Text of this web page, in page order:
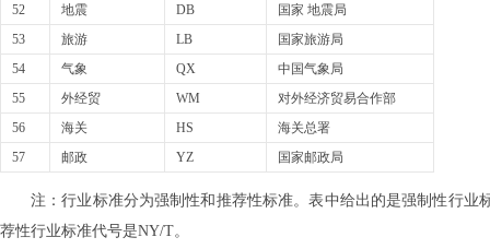
52
地震 DB
国家 地震局
53
旅游 LB
国家旅游局
54
气象 QX
中国气象局
55
外经贸 WM
对外经济贸易合作部
56
海关 HS
海关总署
57
邮政 YZ 国家邮政局
注：行业标准分为强制性和推荐性标准。表中给出的是强制性行
荐性行业标准代号是NY/T。